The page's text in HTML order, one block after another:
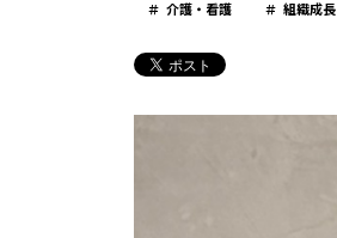
介護・看護 組織成長